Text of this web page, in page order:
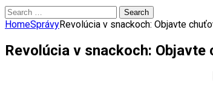
Search
for:
HomeSprávyRevolúcia v snackoch: Objavte
Revolúcia v snackoch: